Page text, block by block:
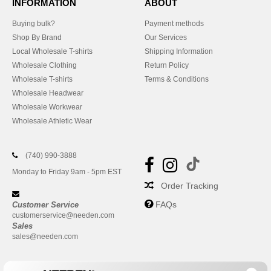
INFORMATION
Buying bulk?
Shop By Brand
Local Wholesale T-shirts
Wholesale Clothing
Wholesale T-shirts
Wholesale Headwear
Wholesale Workwear
Wholesale Athletic Wear
ABOUT
Payment methods
Our Services
Shipping Information
Return Policy
Terms & Conditions
(740) 990-3888
Monday to Friday 9am - 5pm EST
Customer Service
customerservice@needen.com
Sales
sales@needen.com
Order Tracking
FAQs